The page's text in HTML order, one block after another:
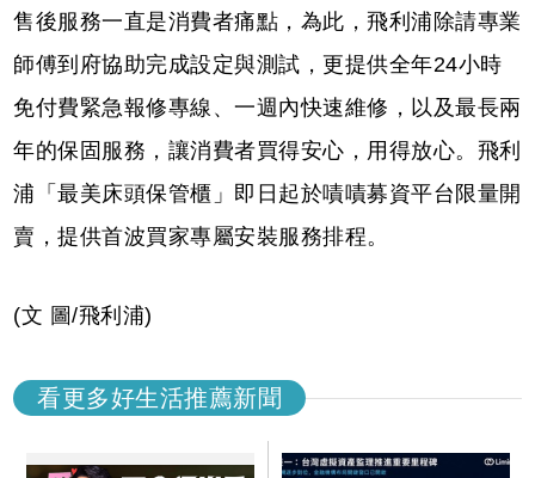
售後服務一直是消費者痛點，為此，飛利浦除請專業
師傅到府協助完成設定與測試，更提供全年24小時
免付費緊急報修專線、一週內快速維修，以及最長兩
年的保固服務，讓消費者買得安心，用得放心。飛利
浦「最美床頭保管櫃」即日起於嘖嘖募資平台限量開
賣，提供首波買家專屬安裝服務排程。
(文 圖/飛利浦)
看更多好生活推薦新聞